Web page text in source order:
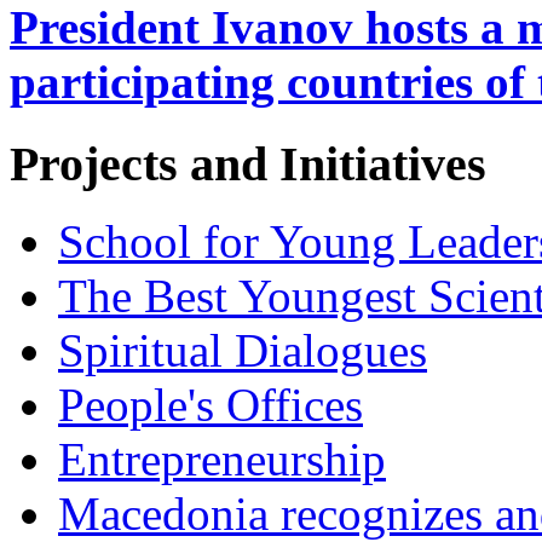
President Ivanov hosts a
participating countries of
Projects and Initiatives
School for Young
The Best Youngest
Spiritual Dialogues
People's Offices
Entrepreneurship
Macedonia recognizes